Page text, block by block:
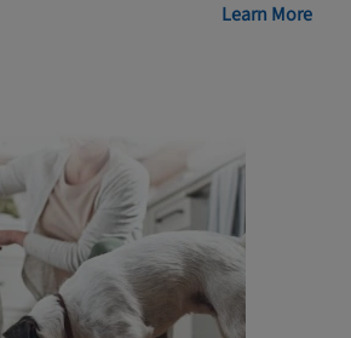
Learn More